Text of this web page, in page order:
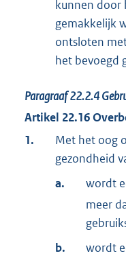
kunnen door
gemakkelijk
ontsloten
het bevoegd
Paragraaf22.2.4
Artikel 22.16
1.
Met het oog
gezondheid
a.
wordt
meer
b.
wordt